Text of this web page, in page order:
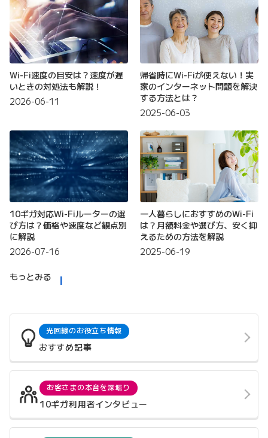
Wi-Fi速度の目安は？速度が遅
いときの対処法も解説！
2026-06-11
帰省時にWi-Fiが使えない！実
家のインターネット問題を解決
する方法とは？
2025-06-03
10ギガ対応Wi-Fiルーターの選
び方は？価格や速度など観点別
に解説
2026-07-16
一人暮らしにおすすめのWi-Fi
は？月額料金や選び方、安く抑
えるための方法を解説
2025-06-19
もっとみる
光回線のお役立ち情報
おすすめ記事
お客さまの本音を深堀り
10ギガ利用者インタビュー